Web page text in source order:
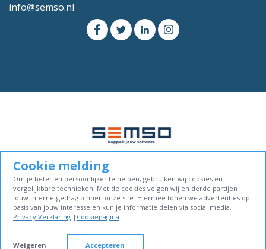
info@semso.nl
© Copyright 2016-2026. Alle rechten voorbehouden.
Cookiebeleid
Privacy verklaring
Algemene voorwaarden
Sitemap
Contact
Cookie melding
Om je beter en persoonlijker te helpen, gebruiken wij cookies en
vergelijkbare technieken. Met de cookies volgen wij en derde partijen
jouw internetgedrag binnen onze site. Hiermee tonen we advertenties op
basis van jouw interesse en kun je informatie delen via social media.
Privacy Verklaring | Cookiepagina
Weigeren Accepteren